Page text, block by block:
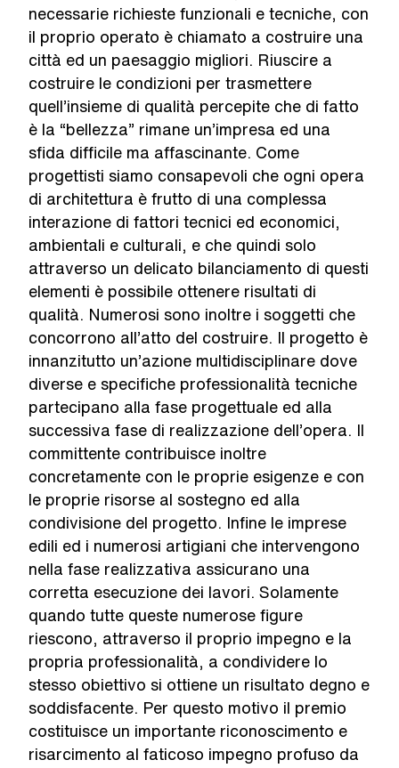
necessarie richieste funzionali e tecniche, con
il proprio operato è chiamato a costruire una
città ed un paesaggio migliori. Riuscire a
costruire le condizioni per trasmettere
quell’insieme di qualità percepite che di fatto
è la “bellezza” rimane un’impresa ed una
sfida difficile ma affascinante. Come
progettisti siamo consapevoli che ogni opera
di architettura è frutto di una complessa
interazione di fattori tecnici ed economici,
ambientali e culturali, e che quindi solo
attraverso un delicato bilanciamento di questi
elementi è possibile ottenere risultati di
qualità. Numerosi sono inoltre i soggetti che
concorrono all’atto del costruire. Il progetto è
innanzitutto un’azione multidisciplinare dove
diverse e specifiche professionalità tecniche
partecipano alla fase progettuale ed alla
successiva fase di realizzazione dell’opera. Il
committente contribuisce inoltre
concretamente con le proprie esigenze e con
le proprie risorse al sostegno ed alla
condivisione del progetto. Infine le imprese
edili ed i numerosi artigiani che intervengono
nella fase realizzativa assicurano una
corretta esecuzione dei lavori. Solamente
quando tutte queste numerose figure
riescono, attraverso il proprio impegno e la
propria professionalità, a condividere lo
stesso obiettivo si ottiene un risultato degno e
soddisfacente. Per questo motivo il premio
costituisce un importante riconoscimento e
risarcimento al faticoso impegno profuso da